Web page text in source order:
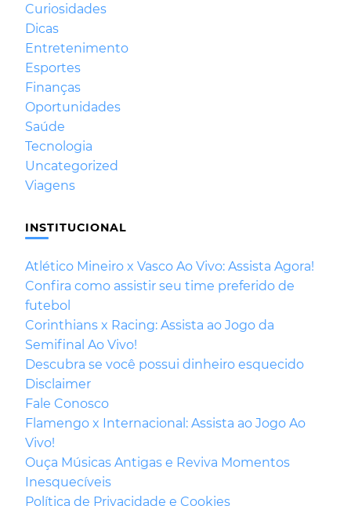
Curiosidades
Dicas
Entretenimento
Esportes
Finanças
Oportunidades
Saúde
Tecnologia
Uncategorized
Viagens
INSTITUCIONAL
Atlético Mineiro x Vasco Ao Vivo: Assista Agora!
Confira como assistir seu time preferido de
futebol
Corinthians x Racing: Assista ao Jogo da
Semifinal Ao Vivo!
Descubra se você possui dinheiro esquecido
Disclaimer
Fale Conosco
Flamengo x Internacional: Assista ao Jogo Ao
Vivo!
Ouça Músicas Antigas e Reviva Momentos
Inesquecíveis
Política de Privacidade e Cookies